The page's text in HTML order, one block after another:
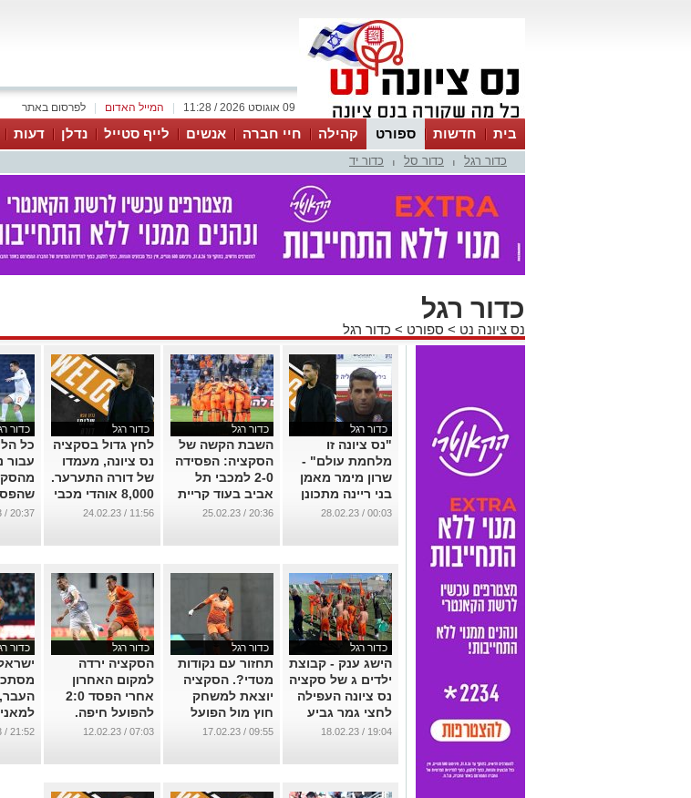
לפרסום באתר המייל האדום 09 אוגוסט 2026 / 11:28
בית חדשות ספורט קהילה חיי חברה אנשים לייף סטייל נדלן דעות
כדור רגל כדור סל כדור יד
כדור רגל
נס ציונה נט > ספורט > כדור רגל
כדור רגל
"נס ציונה זו
מלחמת עולם" -
שרון מימר מאמן
בני ריינה מתכונן
למשחק מול
...
00:03 / 28.02.23
כדור רגל
השבת הקשה של
הסקציה: הפסידה
2-0 למכבי תל
אביב בעוד קריית
שמונה ניצחה
20:36 / 25.02.23
כדור רגל
לחץ גדול בסקציה
נס ציונה, מעמדו
של דורה התערער.
8,000 אוהדי מכבי
תל אביב יגיעו
...
11:56 / 24.02.23
כדור
כל
עבור
20:37 / 18.02.23
כדור רגל
הישג ענק - קבוצת
ילדים ג של סקציה
נס ציונה העפילה
לחצי גמר גביע
המדינה
19:04 / 18.02.23
כדור רגל
תחזור עם נקודות
מטדי?. הסקציה
יוצאת למשחק
חוץ מול הפועל
ירושלים
09:55 / 17.02.23
כדור רגל
הסקציה ירדה
למקום האחרון
אחרי הפסד 2:0
להפועל חיפה.
ברקוביץ פוטר
...
07:03 / 12.02.23
כדור
21:52 / 09.02.23